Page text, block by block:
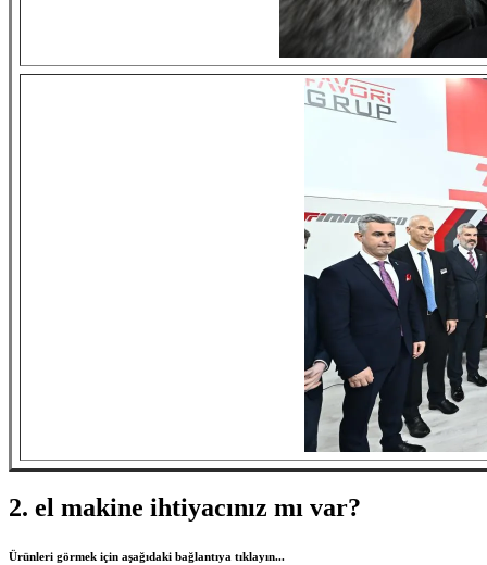
2. el makine ihtiyacınız mı var?
Ürünleri görmek için aşağıdaki bağlantıya tıklayın...